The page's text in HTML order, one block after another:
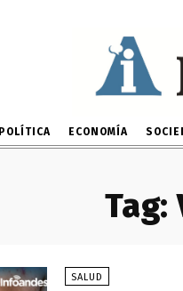
POLÍTICA ECONOMÍA
Tag:
SALUD